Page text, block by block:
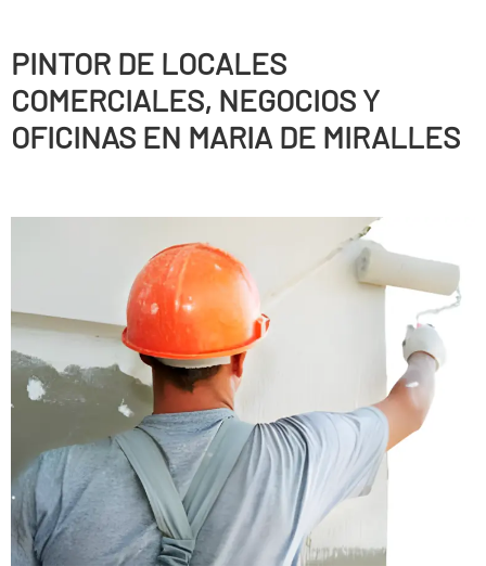
PINTOR DE LOCALES
COMERCIALES, NEGOCIOS Y
OFICINAS EN MARIA DE MIRALLES